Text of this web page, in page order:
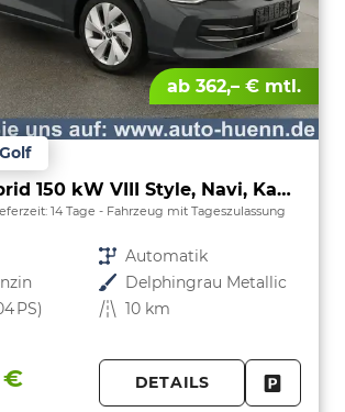
ab 362,– € mtl.
1.5 TSI eHybrid 150 kW VIII Style, Navi, Kamera, Side, LED-Plus
14 Tage Fahrzeug mit Tageszulassung
Getriebe Automatik
Außenfarbe Delphingrau Metallic
PS) Kilometerstand 10 km
€ DETAILS